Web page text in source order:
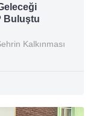
Buluştu
Kalkınması